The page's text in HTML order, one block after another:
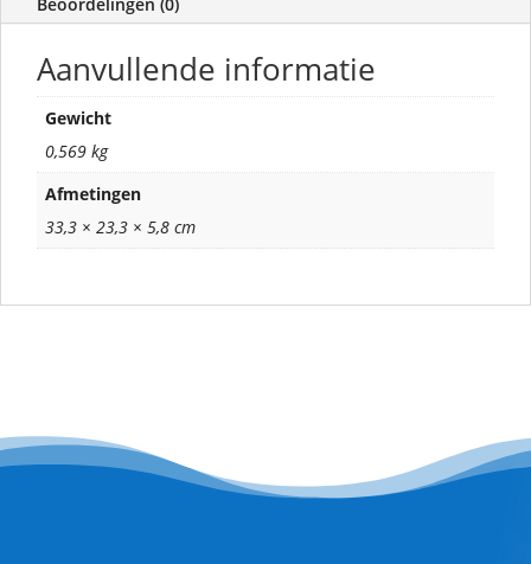
Aanvullende informatie
Gewicht
0,569 kg
Afmetingen
33,3 × 23,3 × 5,8 cm